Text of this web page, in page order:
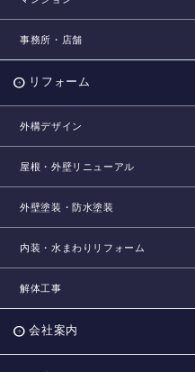
事務所・店舗
リフォーム
外構デザイン
屋根・外壁リニューアル
外壁塗装・防水塗装
内装・水まわりリフォーム
解体工事
会社案内